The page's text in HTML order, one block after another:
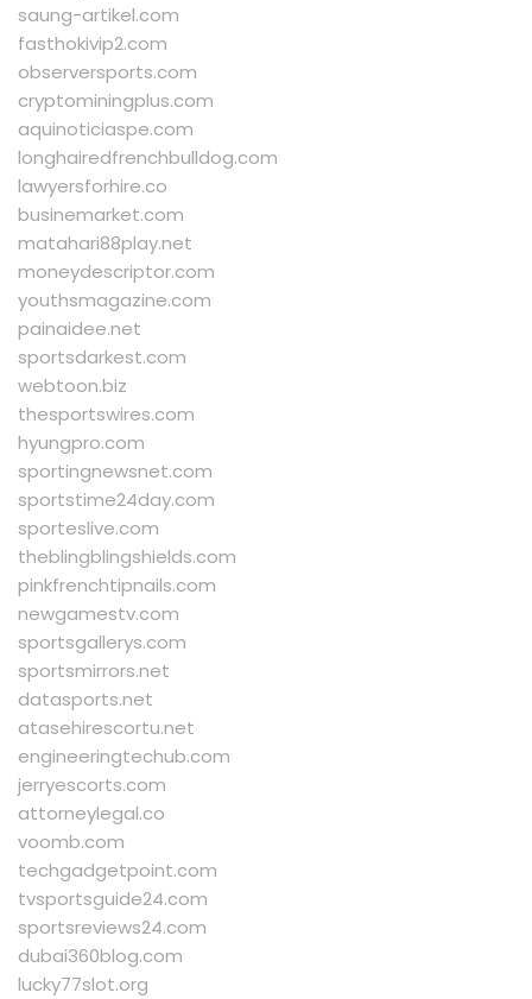
saung-artikel.com
fasthokivip2.com
observersports.com
cryptominingplus.com
aquinoticiaspe.com
longhairedfrenchbulldog.com
lawyersforhire.co
businemarket.com
matahari88play.net
moneydescriptor.com
youthsmagazine.com
painaidee.net
sportsdarkest.com
webtoon.biz
thesportswires.com
hyungpro.com
sportingnewsnet.com
sportstime24day.com
sporteslive.com
theblingblingshields.com
pinkfrenchtipnails.com
newgamestv.com
sportsgallerys.com
sportsmirrors.net
datasports.net
atasehirescortu.net
engineeringtechub.com
jerryescorts.com
attorneylegal.co
voomb.com
techgadgetpoint.com
tvsportsguide24.com
sportsreviews24.com
dubai360blog.com
lucky77slot.org